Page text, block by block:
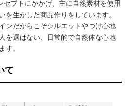
セプトにかかげ、主に自然素材を使用
を生かした商品作りをしています。
ンだからこそシルエットやつけ心地
を選ばない、日常的で自然体な心地
す。
て